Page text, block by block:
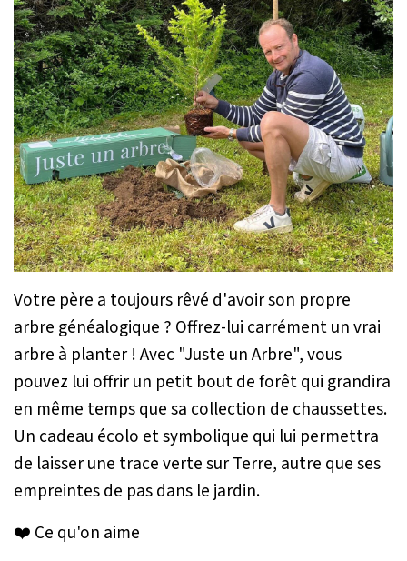
Votre père a toujours rêvé d'avoir son propre
arbre généalogique ? Offrez-lui carrément un vrai
arbre à planter ! Avec "Juste un Arbre", vous
pouvez lui offrir un petit bout de forêt qui grandira
en même temps que sa collection de chaussettes.
Un cadeau écolo et symbolique qui lui permettra
de laisser une trace verte sur Terre, autre que ses
empreintes de pas dans le jardin.
❤️ Ce qu'on aime